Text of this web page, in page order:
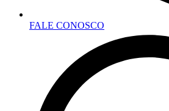
FALE CONOSCO